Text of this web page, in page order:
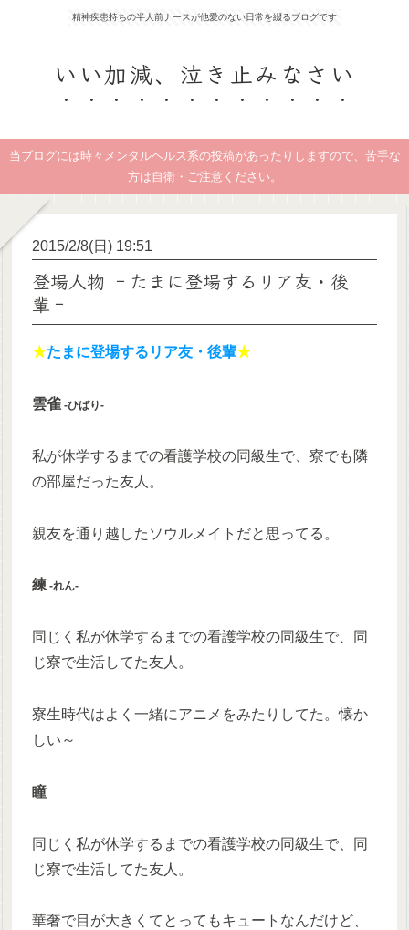
精神疾患持ちの半人前ナースが他愛のない日常を綴るブログです
いい加減、泣き止みなさい
当ブログには時々メンタルヘルス系の投稿があったりしますので、苦手な
方は自衛・ご注意ください。
2015/2/8(日) 19:51
登場人物 ‐たまに登場するリア友・後
輩‐
★たまに登場するリア友・後輩★
雲雀 ‐ひばり‐
私が休学するまでの看護学校の同級生で、寮でも隣
の部屋だった友人。
親友を通り越したソウルメイトだと思ってる。
練‐れん‐
同じく私が休学するまでの看護学校の同級生で、同
じ寮で生活してた友人。
寮生時代はよく一緒にアニメをみたりしてた。懐か
しい～
瞳
同じく私が休学するまでの看護学校の同級生で、同
じ寮で生活してた友人。
華奢で目が大きくてとってもキュートなんだけど、